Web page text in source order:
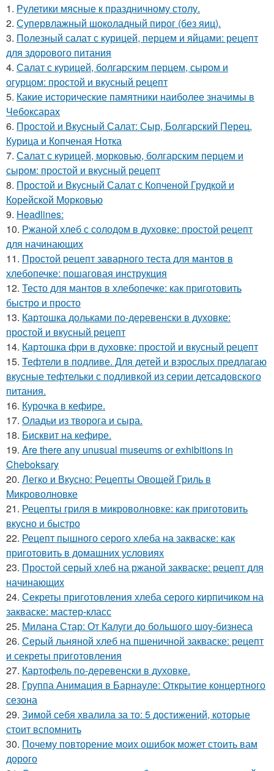
1. Рулетики мясные к праздничному столу.
2. Супервлажный шоколадный пирог (без яиц).
3. Полезный салат с курицей, перцем и яйцами: рецепт
для здорового питания
4. Салат с курицей, болгарским перцем, сыром и
огурцом: простой и вкусный рецепт
5. Какие исторические памятники наиболее значимы в
Чебоксарах
6. Простой и Вкусный Салат: Сыр, Болгарский Перец,
Курица и Копченая Нотка
7. Салат с курицей, морковью, болгарским перцем и
сыром: простой и вкусный рецепт
8. Простой и Вкусный Салат с Копченой Грудкой и
Корейской Морковью
9. Headlines:
10. Ржаной хлеб с солодом в духовке: простой рецепт
для начинающих
11. Простой рецепт заварного теста для мантов в
хлебопечке: пошаговая инструкция
12. Тесто для мантов в хлебопечке: как приготовить
быстро и просто
13. Картошка дольками по-деревенски в духовке:
простой и вкусный рецепт
14. Картошка фри в духовке: простой и вкусный рецепт
15. Тефтели в подливе. Для детей и взрослых предлагаю
вкусные тефтельки с подливкой из серии детсадовского
питания.
16. Курочка в кефире.
17. Оладьи из творога и сыра.
18. Бисквит на кефире.
19. Are there any unusual museums or exhibitions in
Cheboksary
20. Легко и Вкусно: Рецепты Овощей Гриль в
Микроволновке
21. Рецепты гриля в микроволновке: как приготовить
вкусно и быстро
22. Рецепт пышного серого хлеба на закваске: как
приготовить в домашних условиях
23. Простой серый хлеб на ржаной закваске: рецепт для
начинающих
24. Секреты приготовления хлеба серого кирпичиком на
закваске: мастер-класс
25. Милана Стар: От Калуги до большого шоу-бизнеса
26. Серый льняной хлеб на пшеничной закваске: рецепт
и секреты приготовления
27. Картофель по-деревенски в духовке.
28. Группа Анимация в Барнауле: Открытие концертного
сезона
29. Зимой себя хвалила за то: 5 достижений, которые
стоит вспомнить
30. Почему повторение моих ошибок может стоить вам
дорого